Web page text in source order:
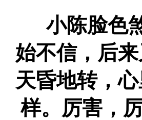
小陈脸色煞
始不信，后
天昏地转，
样。厉害，